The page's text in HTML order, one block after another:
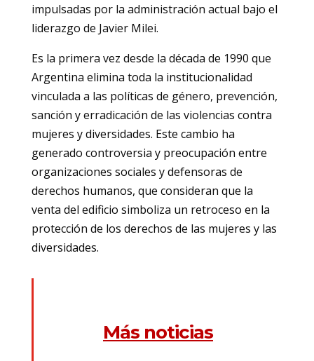
impulsadas por la administración actual bajo el
liderazgo de Javier Milei.
Es la primera vez desde la década de 1990 que
Argentina elimina toda la institucionalidad
vinculada a las políticas de género, prevención,
sanción y erradicación de las violencias contra
mujeres y diversidades. Este cambio ha
generado controversia y preocupación entre
organizaciones sociales y defensoras de
derechos humanos, que consideran que la
venta del edificio simboliza un retroceso en la
protección de los derechos de las mujeres y las
diversidades.
Más noticias